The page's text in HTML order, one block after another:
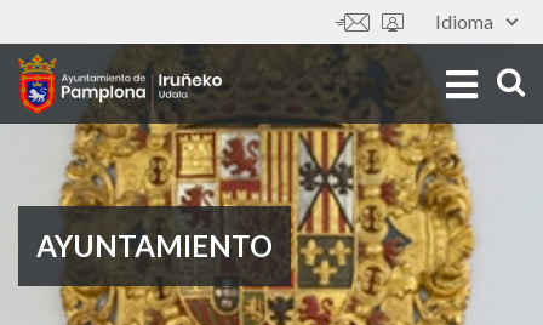
al
contenido
principal
Idioma
Tools
AYUNTAMIENTO